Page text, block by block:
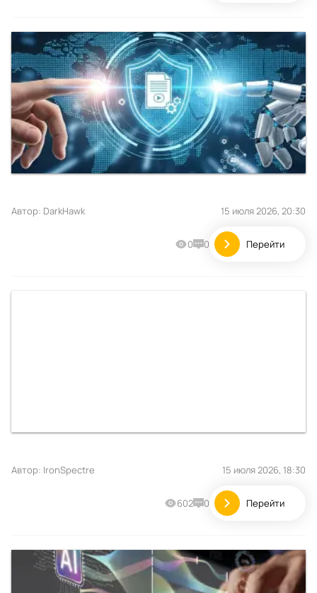
Автор: DarkHawk 15 июля 2026, 20:30
0 0 Перейти
Автор: IronSpectre 15 июля 2026, 18:30
602 0 Перейти